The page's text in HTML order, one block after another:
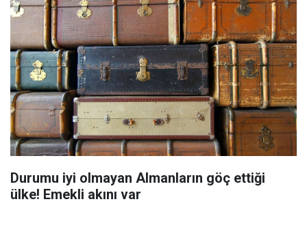
Durumu iyi olmayan Almanların göç ettiği
ülke! Emekli akını var